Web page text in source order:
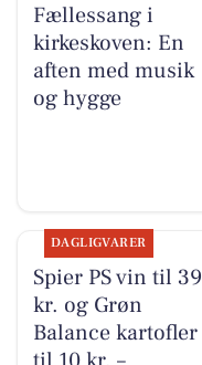
Fællessang i
kirkeskoven: En
aften med musik
og hygge
DAGLIGVARER
Spier PS vin til 39
kr. og Grøn
Balance kartofler